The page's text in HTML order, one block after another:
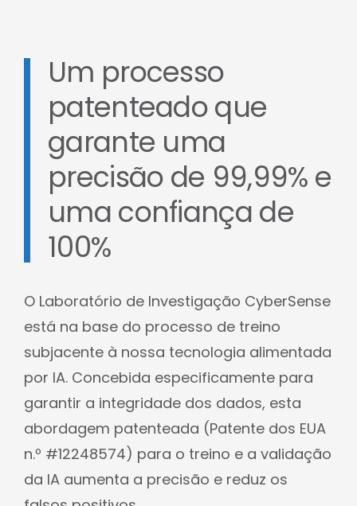
Um processo
patenteado que
garante uma
precisão de 99,99% e
uma confiança de
100%
O Laboratório de Investigação CyberSense
está na base do processo de treino
subjacente à nossa tecnologia alimentada
por IA. Concebida especificamente para
garantir a integridade dos dados, esta
abordagem patenteada (Patente dos EUA
n.º #12248574) para o treino e a validação
da IA aumenta a precisão e reduz os